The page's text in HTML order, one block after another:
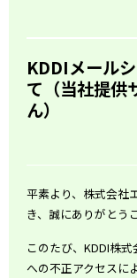
KDDIメール
て（当社提供
ん）
平素より、株式会社
き、誠にありがとう
このたび、KDDI株
への不正アクセスに